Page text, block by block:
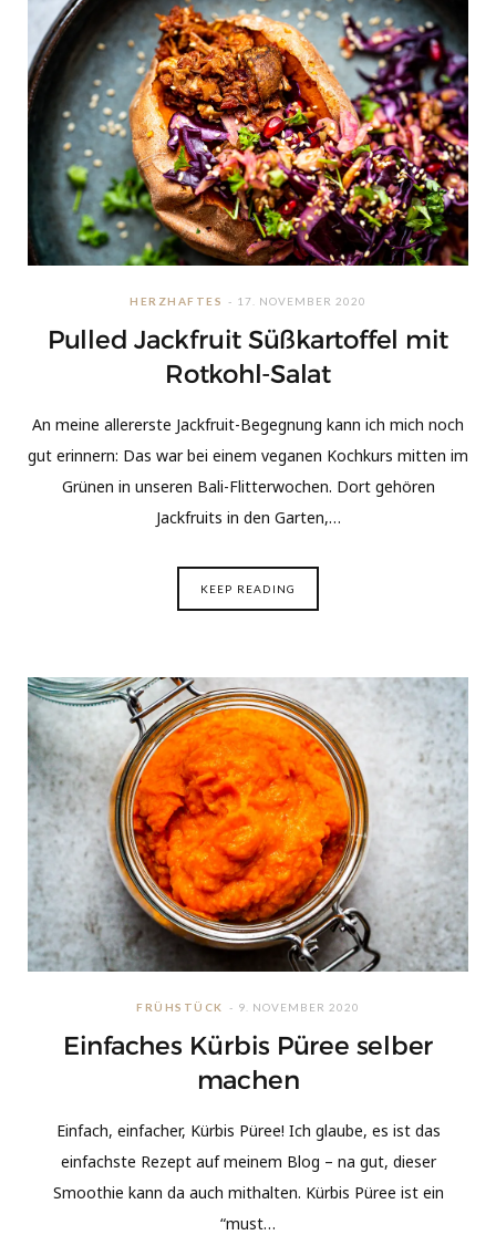
HERZHAFTES 17. NOVEMBER 2020
Pulled Jackfruit Süßkartoffel mit
Rotkohl-Salat
An meine allererste Jackfruit-Begegnung kann ich mich noch
gut erinnern: Das war bei einem veganen Kochkurs mitten im
Grünen in unseren Bali-Flitterwochen. Dort gehören
Jackfruits in den Garten,…
KEEP READING
FRÜHSTÜCK 9. NOVEMBER 2020
Einfaches Kürbis Püree selber
machen
Einfach, einfacher, Kürbis Püree! Ich glaube, es ist das
einfachste Rezept auf meinem Blog – na gut, dieser
Smoothie kann da auch mithalten. Kürbis Püree ist ein
“must…